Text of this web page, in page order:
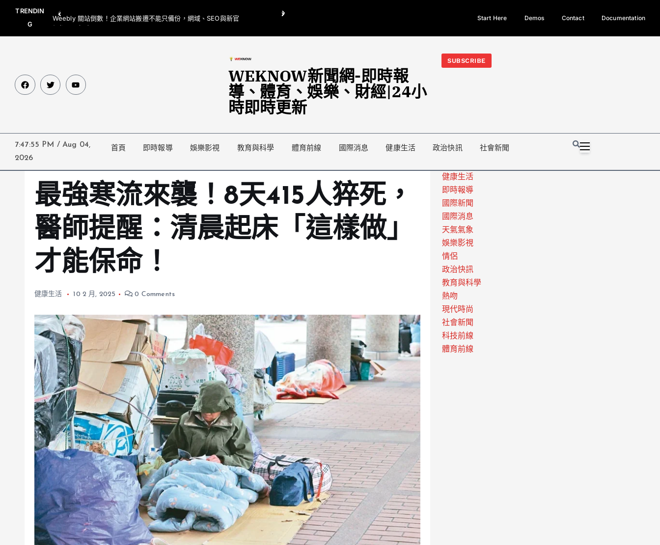
TRENDIN
G
Weebly 關站倒數！企業網站搬遷不能只備份，網域、SEO與新官
網都要一起處理
翁曉玲喊刪陸委會1295萬媒宣費惹議 梁文傑回「只能靠嘴巴」
今日熱門新聞TOP3｜西拉雅族正式成第17個原住民族、立院電競
光電場回
Start Here Demos Contact Documentation
WEKNOW新聞網-即時報
導、體育、娛樂、財經|24小
時即時更新
SUBSCRIBE
7:47:57 PM / Aug 04,
2026
首頁 即時報導 娛樂影視 教育與科學 體育前線 國際消息 健康生活 政治快訊 社會新聞
最強寒流來襲！8天415人猝死，
醫師提醒：清晨起床「這樣做」
才能保命！
健康生活 10 2 月, 2025 0 Comments
健康生活
即時報導
國際新聞
國際消息
天氣氣象
娛樂影視
情侶
政治快訊
教育與科學
熱吻
現代時尚
社會新聞
科技前線
體育前線